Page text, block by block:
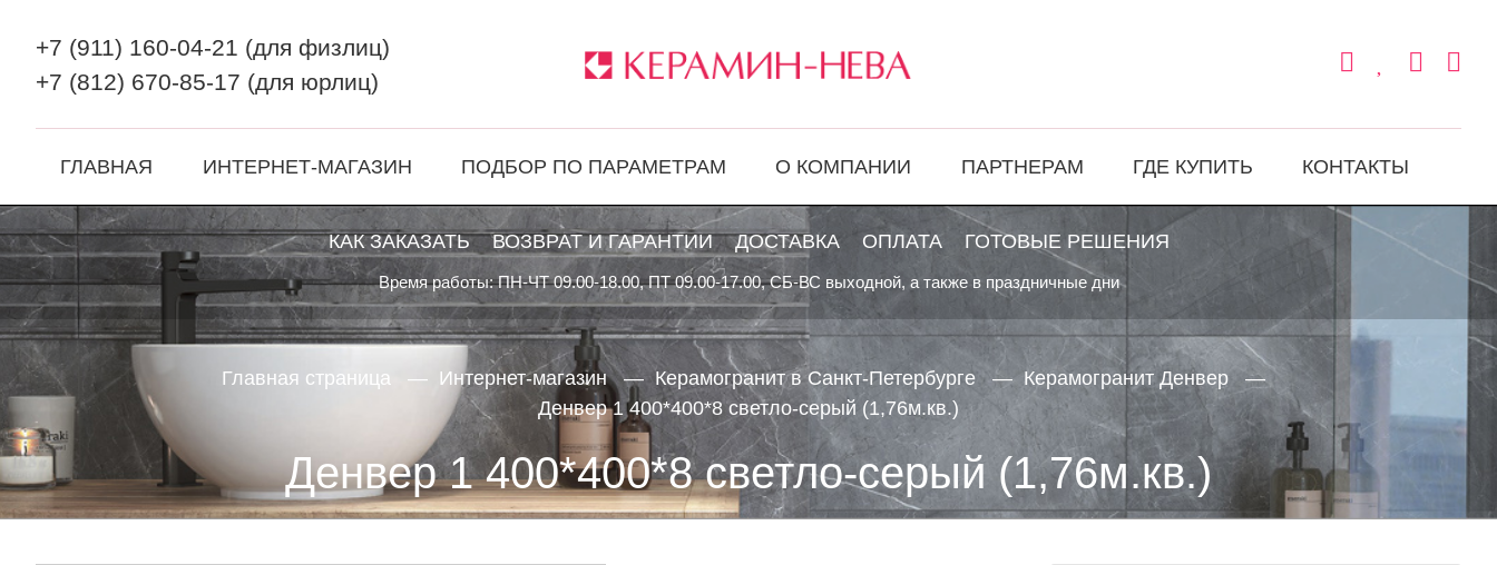
+7 (911) 160-04-21 (для физлиц)
+7 (812) 670-85-17 (для юрлиц)
ГЛАВНАЯ ИНТЕРНЕТ-МАГАЗИН ПОДБОР ПО ПАРАМЕТРАМ О КОМПАНИИ ПАРТНЕРАМ ГДЕ КУПИТЬ КОНТАКТЫ
КАК ЗАКАЗАТЬ ВОЗВРАТ И ГАРАНТИИ ДОСТАВКА ОПЛАТА ГОТОВЫЕ РЕШЕНИЯ
Время работы: ПН-ЧТ 09.00-18.00, ПТ 09.00-17.00, СБ-ВС выходной, а также в праздничные дни
Главная страница Интернет-магазин Керамогранит в Санкт-Петербурге
Керамогранит Денвер
Денвер 1 400*400*8 светло-серый (1,76м.кв.)
Денвер 1 400*400*8 светло-серый (1,76м.кв.)